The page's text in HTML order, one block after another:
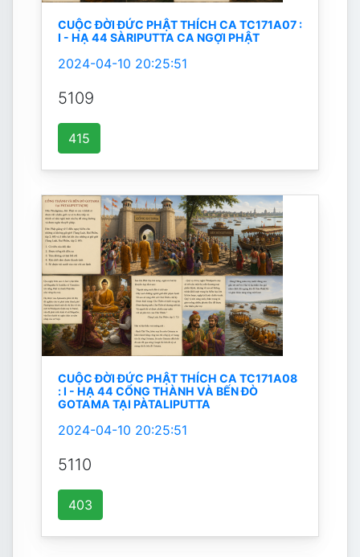
CUỘC ĐỜI ĐỨC PHẬT THÍCH CA TC171A07 :
I - HẠ 44 SÀRIPUTTA CA NGỢI PHẬT
2024-04-10 20:25:51
5109
415
CUỘC ĐỜI ĐỨC PHẬT THÍCH CA TC171A08
: I - HẠ 44 CỔNG THÀNH VÀ BẾN ĐÒ
GOTAMA TẠI PÀTALIPUTTA
2024-04-10 20:25:51
5110
403